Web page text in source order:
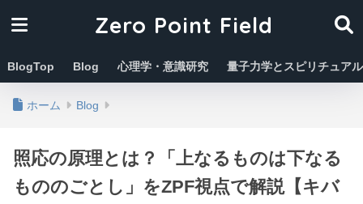
Zero Point Field
BlogTop Blog 心理学・意識研究 量子力学とスピリチュアル
ホーム Blog
照応の原理とは？「上なるものは下なる
もののごとし」をZPF視点で解説【キバ